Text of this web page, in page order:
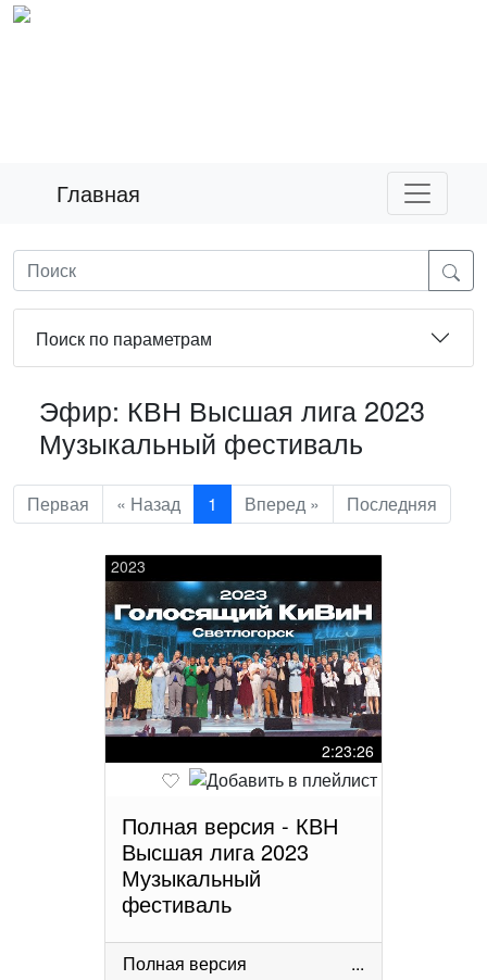
Главная
Поиск по параметрам
Эфир: КВН Высшая лига 2023
Музыкальный фестиваль
Первая « Назад 1 Вперед » Последняя
2023
2:23:26
Полная версия - КВН
Высшая лига 2023
Музыкальный
фестиваль
Полная версия ...